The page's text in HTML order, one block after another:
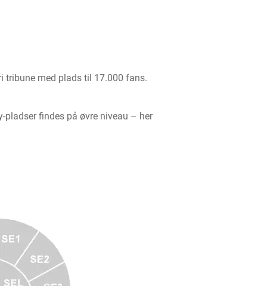
tribune med plads til 17.000 fans.
pladser findes på øvre niveau – her